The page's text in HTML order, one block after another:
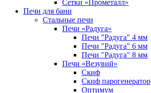
Сетки «Прометалл»
Печи для бани
Стальные печи
Печи «Радуга»
Печи "Радуга" 4 мм
Печи "Радуга" 6 мм
Печи "Радуга" 8 мм
Печи «Везувий»
Cкиф
Скиф парогенератор
Оптимум